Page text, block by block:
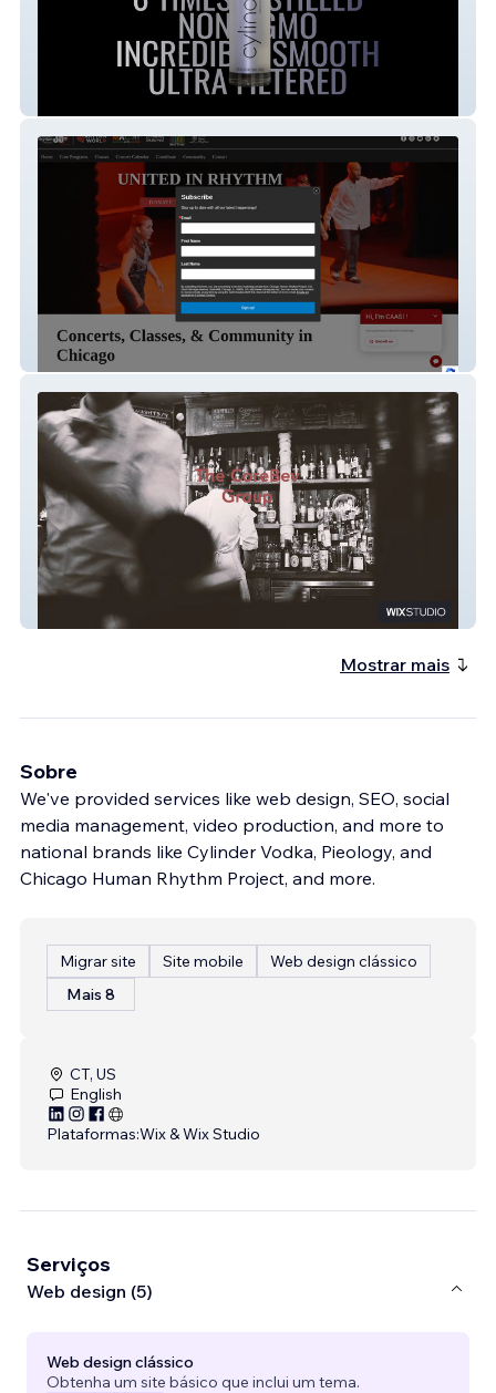
Cylinder Vodka
Chicago Human Rhythm Project
The CoreBev Group
Mostrar mais
Sobre
We've provided services like web design, SEO, social
media management, video production, and more to
national brands like Cylinder Vodka, Pieology, and
Chicago Human Rhythm Project, and more.
Migrar site Site mobile
Web design clássico
Mais 8
CT, US
English
Plataformas:Wix & Wix Studio
Serviços
Web design (5)
Web design clássico
Obtenha um site básico que inclui um tema.